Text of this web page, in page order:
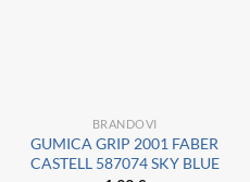
BRANDOVI
GUMICA GRIP 2001 FABER
CASTELL 587074 SKY BLUE